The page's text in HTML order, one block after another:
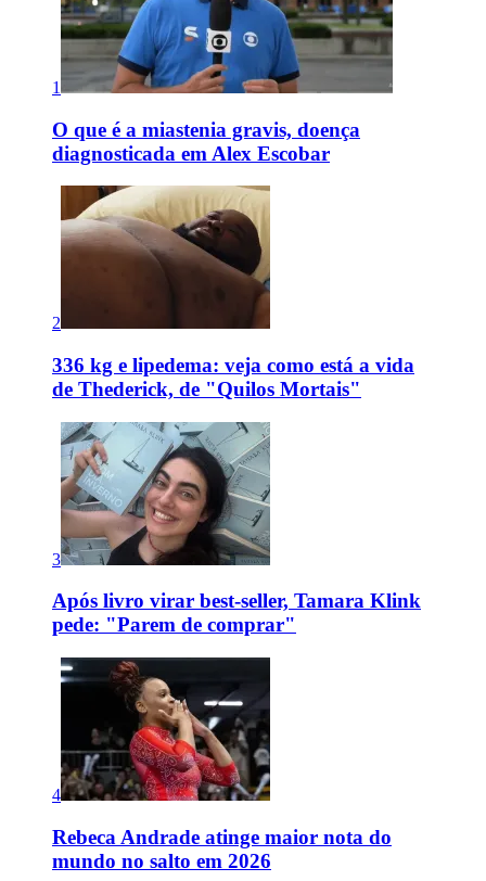
1
O que é a miastenia gravis, doença
diagnosticada em Alex Escobar
2
336 kg e lipedema: veja como está a vida
de Thederick, de "Quilos Mortais"
3
Após livro virar best-seller, Tamara Klink
pede: "Parem de comprar"
4
Rebeca Andrade atinge maior nota do
mundo no salto em 2026